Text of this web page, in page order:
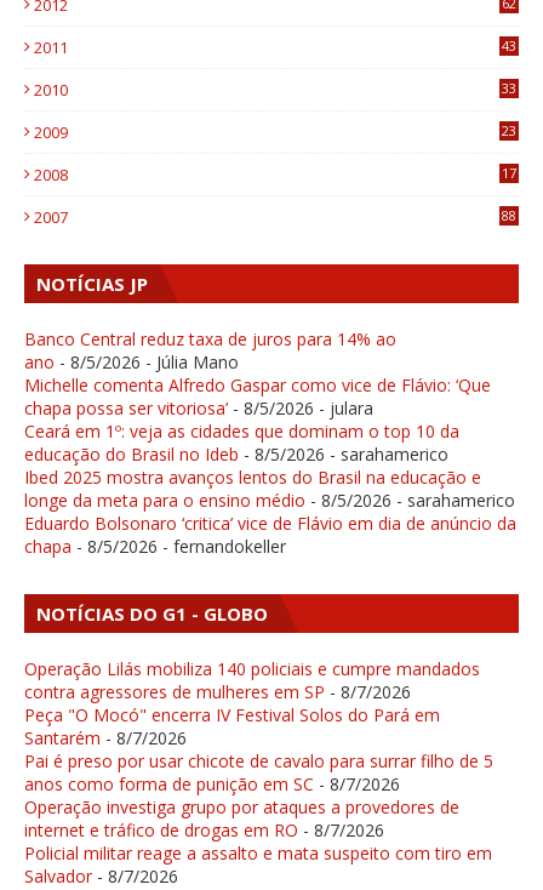
2012
2011
43
2010
33
2009
23
2008
17
2007 88
NOTÍCIAS JP
Banco Central reduz taxa de juros para 14% ao
ano - 8/5/2026 - Júlia Mano
Michelle comenta Alfredo Gaspar como vice de Flávio: ‘Que
chapa possa ser vitoriosa’ - 8/5/2026 - julara
Ceará em 1º: veja as cidades que dominam o top 10 da
educação do Brasil no Ideb - 8/5/2026 - sarahamerico
Ibed 2025 mostra avanços lentos do Brasil na educação e
longe da meta para o ensino médio - 8/5/2026 - sarahamerico
Eduardo Bolsonaro ‘critica’ vice de Flávio em dia de anúncio da
chapa - 8/5/2026 - fernandokeller
NOTÍCIAS DO G1 - GLOBO
Operação Lilás mobiliza 140 policiais e cumpre mandados
contra agressores de mulheres em SP - 8/7/2026
Peça "O Mocó" encerra IV Festival Solos do Pará em
Santarém - 8/7/2026
Pai é preso por usar chicote de cavalo para surrar filho de 5
anos como forma de punição em SC - 8/7/2026
Operação investiga grupo por ataques a provedores de
internet e tráfico de drogas em RO - 8/7/2026
Policial militar reage a assalto e mata suspeito com tiro em
Salvador - 8/7/2026